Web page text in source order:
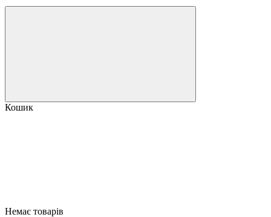
Кошик
Немає товарів